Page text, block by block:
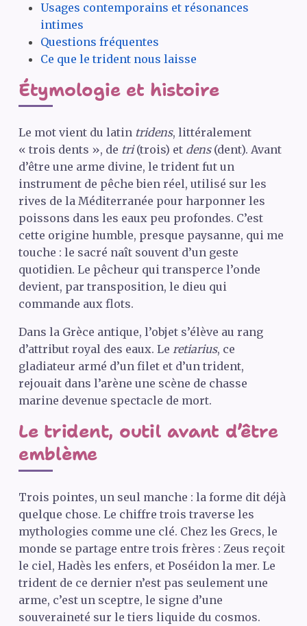
Usages contemporains et résonances
intimes
Questions fréquentes
Ce que le trident nous laisse
Étymologie et histoire
Le mot vient du latin tridens, littéralement
« trois dents », de tri(trois) et dens(dent). Avant
d’être une arme divine, le trident fut un
instrument de pêche bien réel, utilisé sur les
rives de la Méditerranée pour harponner les
poissons dans les eaux peu profondes. C’est
cette origine humble, presque paysanne, qui me
touche : le sacré naît souvent d’un geste
quotidien. Le pêcheur qui transperce l’onde
devient, par transposition, le dieu qui
commande aux flots.
Dans la Grèce antique, l’objet s’élève au rang
d’attribut royal des eaux. Le retiarius, ce
gladiateur armé d’un filet et d’un trident,
rejouait dans l’arène une scène de chasse
marine devenue spectacle de mort.
Le trident, outil avant d’être
emblème
Trois pointes, un seul manche : la forme dit déjà
quelque chose. Le chiffre trois traverse les
mythologies comme une clé. Chez les Grecs, le
monde se partage entre trois frères : Zeus reçoit
le ciel, Hadès les enfers, et Poséidon la mer. Le
trident de ce dernier n’est pas seulement une
arme, c’est un sceptre, le signe d’une
souveraineté sur le tiers liquide du cosmos.